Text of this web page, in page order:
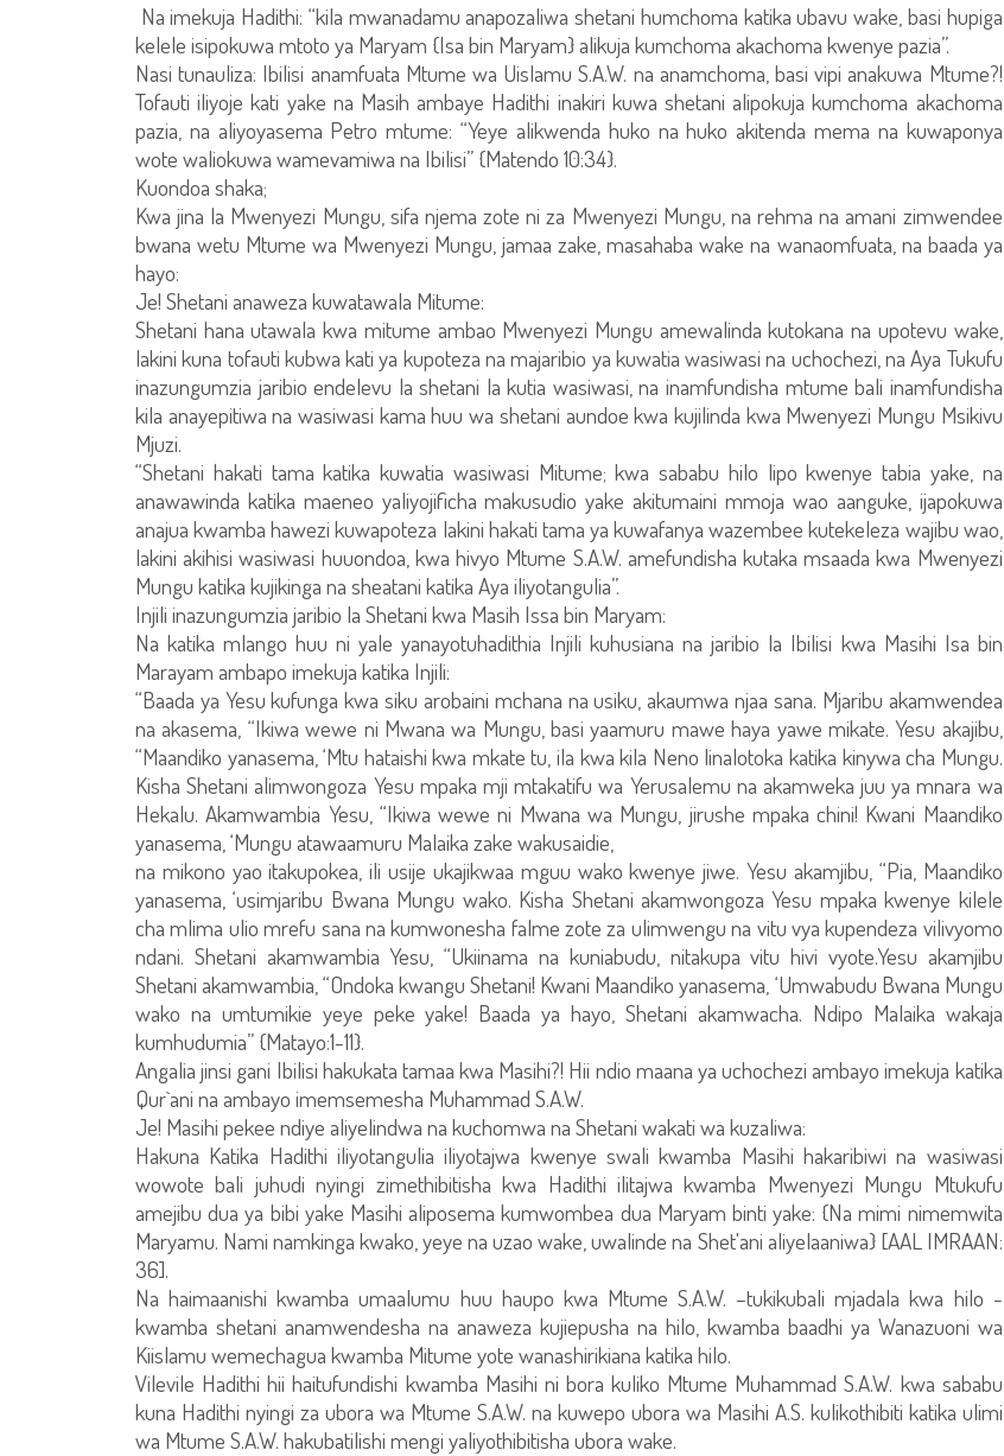
Na imekuja Hadithi: “kila mwanadamu anapozaliwa shetani humchoma katika ubavu wake, basi hupiga
kelele isipokuwa mtoto ya Maryam {Isa bin Maryam} alikuja kumchoma akachoma kwenye pazia”.
Nasi tunauliza: Ibilisi anamfuata Mtume wa Uislamu S.A.W. na anamchoma, basi vipi anakuwa Mtume?!
Tofauti iliyoje kati yake na Masih ambaye Hadithi inakiri kuwa shetani alipokuja kumchoma akachoma
pazia, na aliyoyasema Petro mtume: “Yeye alikwenda huko na huko akitenda mema na kuwaponya
wote waliokuwa wamevamiwa na Ibilisi” {Matendo 10:34}.
Kuondoa shaka;
Kwa jina la Mwenyezi Mungu, sifa njema zote ni za Mwenyezi Mungu, na rehma na amani zimwendee
bwana wetu Mtume wa Mwenyezi Mungu, jamaa zake, masahaba wake na wanaomfuata, na baada ya
hayo:
Je! Shetani anaweza kuwatawala Mitume:
Shetani hana utawala kwa mitume ambao Mwenyezi Mungu amewalinda kutokana na upotevu wake,
lakini kuna tofauti kubwa kati ya kupoteza na majaribio ya kuwatia wasiwasi na uchochezi, na Aya Tukufu
inazungumzia jaribio endelevu la shetani la kutia wasiwasi, na inamfundisha mtume bali inamfundisha
kila anayepitiwa na wasiwasi kama huu wa shetani aundoe kwa kujilinda kwa Mwenyezi Mungu Msikivu
Mjuzi.
“Shetani hakati tama katika kuwatia wasiwasi Mitume; kwa sababu hilo lipo kwenye tabia yake, na
anawawinda katika maeneo yaliyojificha makusudio yake akitumaini mmoja wao aanguke, ijapokuwa
anajua kwamba hawezi kuwapoteza lakini hakati tama ya kuwafanya wazembee kutekeleza wajibu wao,
lakini akihisi wasiwasi huuondoa, kwa hivyo Mtume S.A.W. amefundisha kutaka msaada kwa Mwenyezi
Mungu katika kujikinga na sheatani katika Aya iliyotangulia”.
Injili inazungumzia jaribio la Shetani kwa Masih Issa bin Maryam:
Na katika mlango huu ni yale yanayotuhadithia Injili kuhusiana na jaribio la Ibilisi kwa Masihi Isa bin
Marayam ambapo imekuja katika Injili:
“Baada ya Yesu kufunga kwa siku arobaini mchana na usiku, akaumwa njaa sana. Mjaribu akamwendea
na akasema, “Ikiwa wewe ni Mwana wa Mungu, basi yaamuru mawe haya yawe mikate. Yesu akajibu,
“Maandiko yanasema, ‘Mtu hataishi kwa mkate tu, ila kwa kila Neno linalotoka katika kinywa cha Mungu.
Kisha Shetani alimwongoza Yesu mpaka mji mtakatifu wa Yerusalemu na akamweka juu ya mnara wa
Hekalu. Akamwambia Yesu, “Ikiwa wewe ni Mwana wa Mungu, jirushe mpaka chini! Kwani Maandiko
yanasema, ‘Mungu atawaamuru Malaika zake wakusaidie,
na mikono yao itakupokea, ili usije ukajikwaa mguu wako kwenye jiwe. Yesu akamjibu, “Pia, Maandiko
yanasema, ‘usimjaribu Bwana Mungu wako. Kisha Shetani akamwongoza Yesu mpaka kwenye kilele
cha mlima ulio mrefu sana na kumwonesha falme zote za ulimwengu na vitu vya kupendeza vilivyomo
ndani. Shetani akamwambia Yesu, “Ukiinama na kuniabudu, nitakupa vitu hivi vyote.Yesu akamjibu
Shetani akamwambia, “Ondoka kwangu Shetani! Kwani Maandiko yanasema, ‘Umwabudu Bwana Mungu
wako na umtumikie yeye peke yake! Baada ya hayo, Shetani akamwacha. Ndipo Malaika wakaja
kumhudumia” {Matayo:1-11}.
Angalia jinsi gani Ibilisi hakukata tamaa kwa Masihi?! Hii ndio maana ya uchochezi ambayo imekuja katika
Qur`ani na ambayo imemsemesha Muhammad S.A.W.
Je! Masihi pekee ndiye aliyelindwa na kuchomwa na Shetani wakati wa kuzaliwa:
Hakuna Katika Hadithi iliyotangulia iliyotajwa kwenye swali kwamba Masihi hakaribiwi na wasiwasi
wowote bali juhudi nyingi zimethibitisha kwa Hadithi ilitajwa kwamba Mwenyezi Mungu Mtukufu
amejibu dua ya bibi yake Masihi aliposema kumwombea dua Maryam binti yake: {Na mimi nimemwita
Maryamu. Nami namkinga kwako, yeye na uzao wake, uwalinde na Shet'ani aliyelaaniwa} [AAL IMRAAN:
36].
Na haimaanishi kwamba umaalumu huu haupo kwa Mtume S.A.W. –tukikubali mjadala kwa hilo -
kwamba shetani anamwendesha na anaweza kujiepusha na hilo, kwamba baadhi ya Wanazuoni wa
Kiislamu wemechagua kwamba Mitume yote wanashirikiana katika hilo.
Vilevile Hadithi hii haitufundishi kwamba Masihi ni bora kuliko Mtume Muhammad S.A.W. kwa sababu
kuna Hadithi nyingi za ubora wa Mtume S.A.W. na kuwepo ubora wa Masihi A.S. kulikothibiti katika ulimi
wa Mtume S.A.W. hakubatilishi mengi yaliyothibitisha ubora wake.